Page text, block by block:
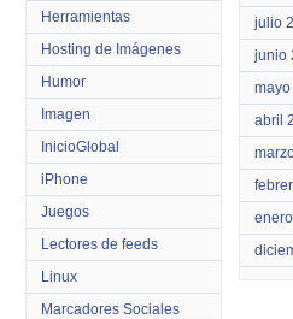
Herramientas
Hosting de Imágenes
Humor
Imagen
InicioGlobal
iPhone
Juegos
Lectores de feeds
Linux
Marcadores Sociales
julio
junio
abril